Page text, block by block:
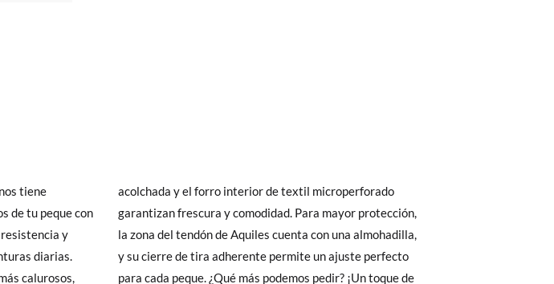
tiene
de tu peque con
y
diarias.
calurosos,
protección,
almohadilla,
perfecto
¡Un toque de
y los Cambios de Talla/Color también son GRATIS y puedes realizarlos
tienda física hasta la puerta de tu casa!
laborables), en caso de que prefieras acelerar el envío, puedes por muy
Península.
días laborables.
sin importe mínimo, sin preguntas. El precio final será el de los zapatos que
24